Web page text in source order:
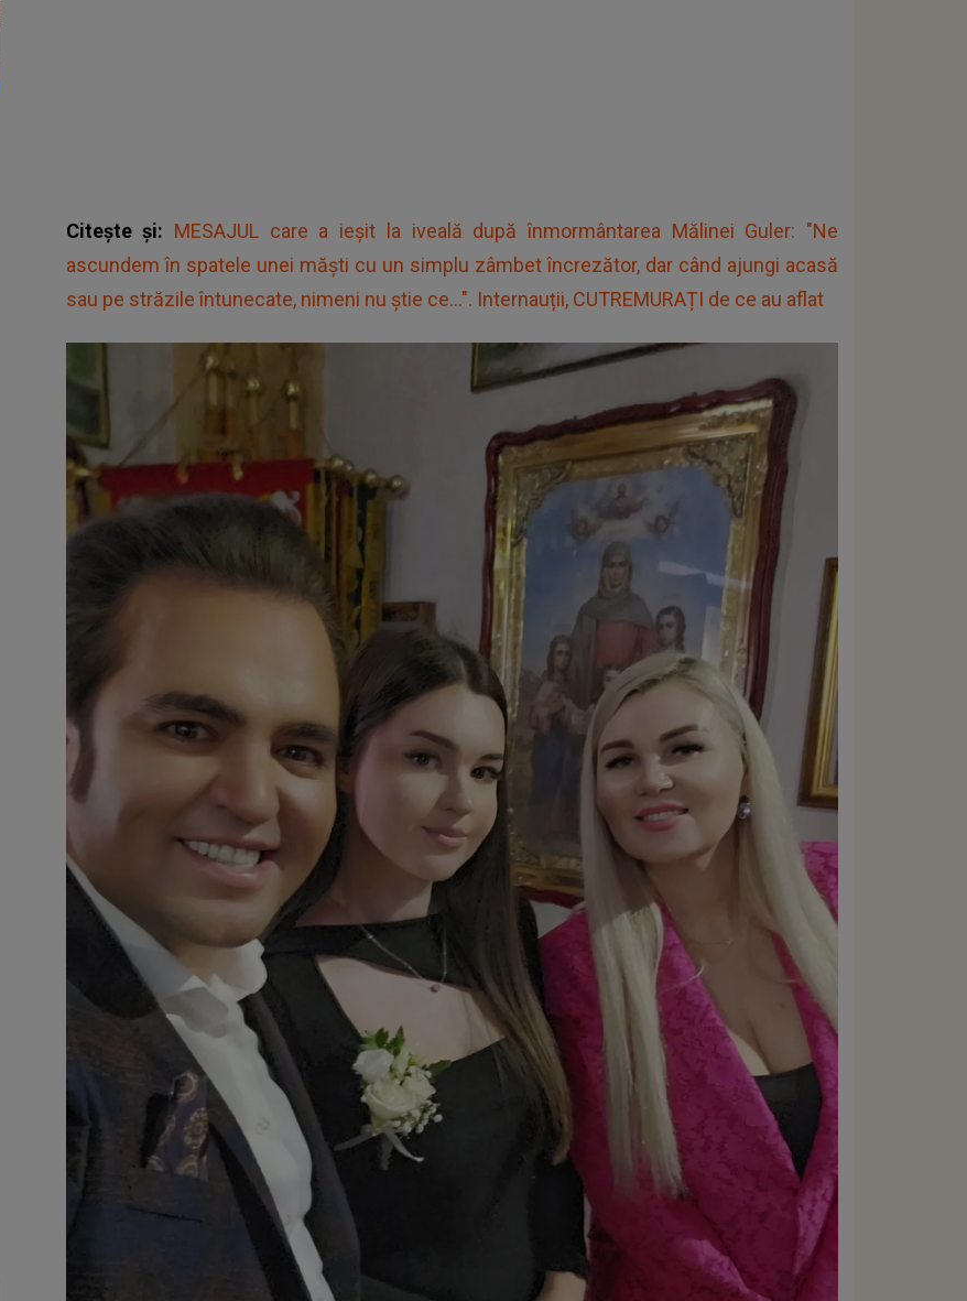
Citește și: MESAJUL care a ieșit la iveală după înmormântarea Mălinei Guler: "Ne
ascundem în spatele unei măști cu un simplu zâmbet încrezător, dar când ajungi acasă
sau pe străzile întunecate, nimeni nu știe ce...". Internauții, CUTREMURAȚI de ce au aflat